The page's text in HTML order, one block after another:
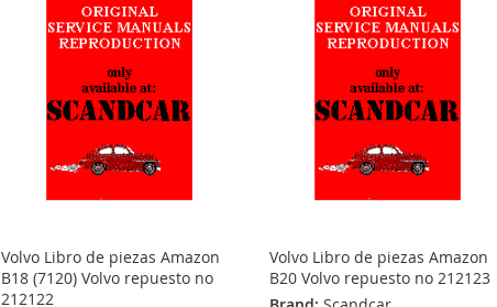
Volvo Libro de piezas Amazon
B18 (7120) Volvo repuesto no
212122
Volvo Libro de piezas Amazon
B20 Volvo repuesto no 212123